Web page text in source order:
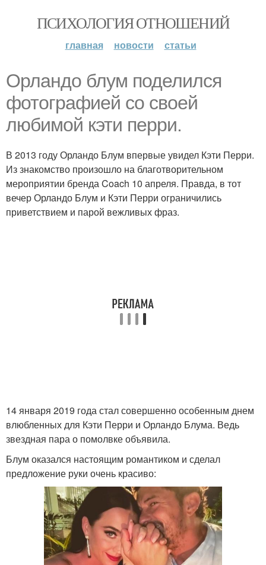
ПСИХОЛОГИЯ ОТНОШЕНИЙ
главная новости статьи
Орландо блум поделился
фотографией со своей
любимой кэти перри.
В 2013 году Орландо Блум впервые увидел Кэти Перри.
Из знакомство произошло на благотворительном
мероприятии бренда Coach 10 апреля. Правда, в тот
вечер Орландо Блум и Кэти Перри ограничились
приветствием и парой вежливых фраз.
14 января 2019 года стал совершенно особенным днем
влюбленных для Кэти Перри и Орландо Блума. Ведь
звездная пара о помолвке объявила.
Блум оказался настоящим романтиком и сделал
предложение руки очень красиво: